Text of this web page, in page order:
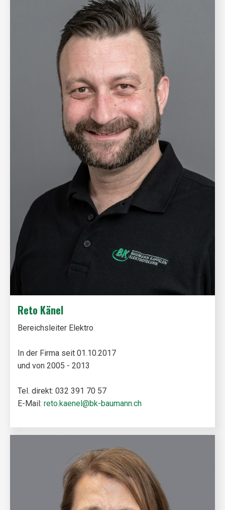
Reto Känel
Bereichsleiter Elektro
In der Firma seit 01.10.2017
und von 2005 - 2013
Tel. direkt: 032 391 70 57
E-Mail: reto.kaenel@bk-baumann.ch